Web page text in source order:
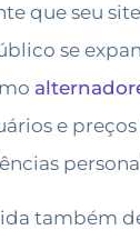
que seu
se
e
também